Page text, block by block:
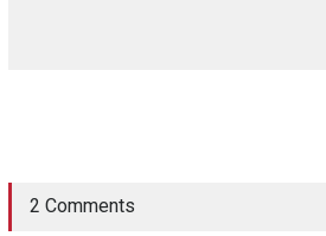
2 Comments